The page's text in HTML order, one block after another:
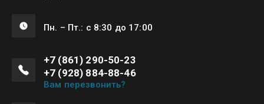
Пн. – Пт.: с 8:30 до 17:00
+7 (861) 290-50-23
+7 (928) 884-88-46
Вам перезвонить?